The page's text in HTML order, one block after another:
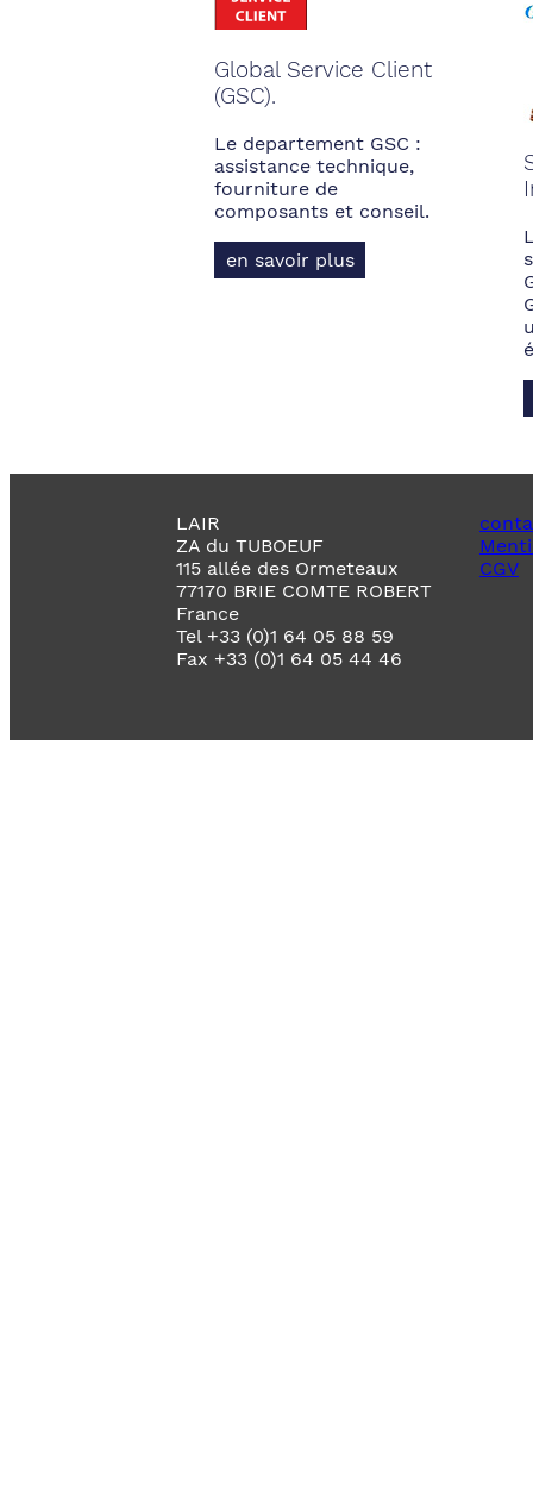
Global Service Client
(GSC).
Le departement GSC :
assistance technique,
fourniture de
composants et conseil.
en savoir plus
LAIR
ZA du TUBOEUF
115 allée des Ormeteaux
77170 BRIE COMTE ROBERT
France
Tel +33 (0)1 64 05 88 59
Fax +33 (0)1 64 05 44 46
CGV